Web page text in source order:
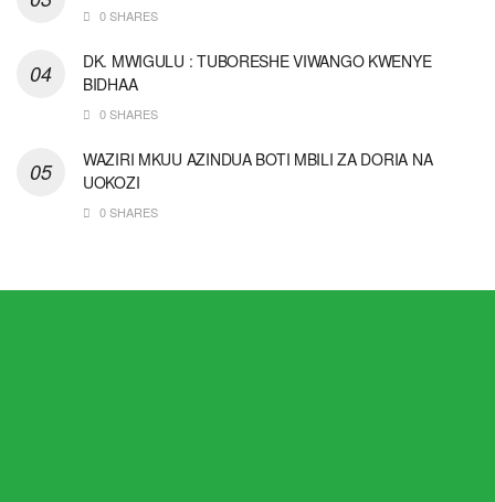
0 SHARES
DK. MWIGULU : TUBORESHE VIWANGO KWENYE
BIDHAA
0 SHARES
WAZIRI MKUU AZINDUA BOTI MBILI ZA DORIA NA
UOKOZI
0 SHARES